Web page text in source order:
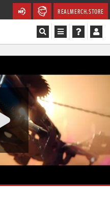
REALMERCH.STORE